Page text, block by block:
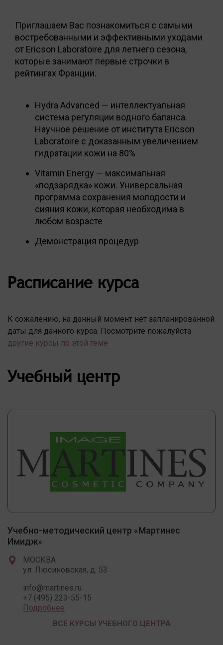
Приглашаем Вас познакомиться с самыми
востребованными и эффективными уходами
от Ericson Laboratoire для летнего сезона,
которые занимают первые строчки в
рейтингах Франции.
Hydra Advanced — интеллектуальная
система регуляции водного баланса.
Научное решение от института Ericson
Laboratoire с доказанным увеличением
гидратации кожи на 80%
Vitamin Energy — максимальная
«подзарядка» кожи. Универсальная
программа сохранения молодости и
сияния кожи, которая необходима в
любом возрасте
Демонстрация процедур
Расписание курса
К сожалению, на данный момент нет запланированной
даты для данного курса. Посмотрите пожалуйста
другие курсы по этой теме
Учебный центр
Учебно-методический центр «Мартинес
Имидж»
МОСКВА
ул. Люсиновская, д. 53
info@martines.ru
+7 (495) 223-55-15
Подробнее
ВСЕ КУРСЫ УЧЕБНОГО ЦЕНТРА